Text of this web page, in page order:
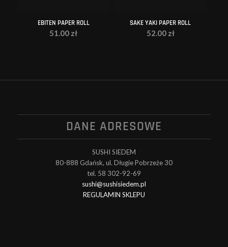
EBITEN PAPER ROLL
51.00 zł
SAKE YAKI PAPER ROLL
52.00 zł
DANE ADRESOWE
SUSHI SIEDEM
80-888 Gdańsk, ul. Długie Pobrzeże 30
tel. 58 302-92-69
sushi@sushisiedem.pl
REGULAMIN SKLEPU